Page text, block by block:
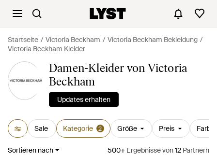
Startseite Victoria Beckham
Victoria Beckham Bekleidung
Victoria Beckham Kleider
Damen-Kleider von Victoria
Beckham
Updates erhalten
Sale Kategorie 2 Größe Preis Farbe
Sortieren nach 500+ Ergebnissevon12 Partnern